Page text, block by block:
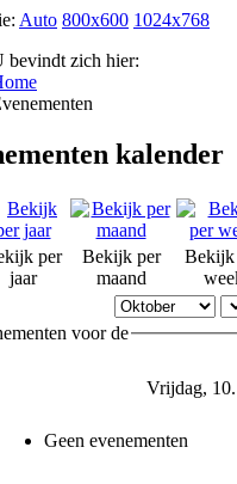
Auto 800x600 1024x768
bevindt zich hier:
kalender
per
jaar
Bekijk per
maand
Bekijk
voor de
Vrijdag,
Geen evenementen